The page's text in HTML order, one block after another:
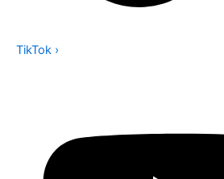
TikTok ›